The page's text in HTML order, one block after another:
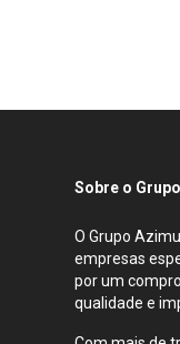
Sobre o
O Grupo
empresas
por um
qualidade e